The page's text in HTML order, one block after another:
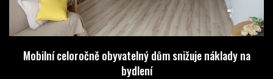
Mobilní celoročně obyvatelný dům snižuje náklady na
bydlení